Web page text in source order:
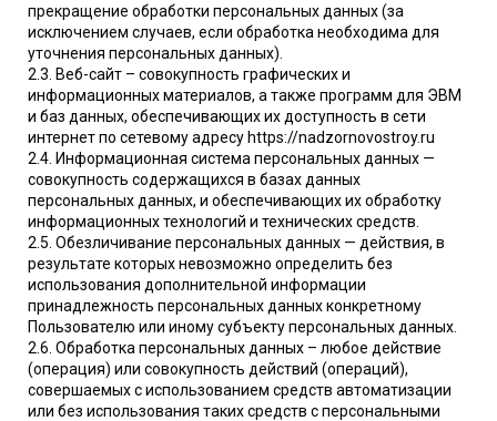
прекращение обработки персональных данных (за
исключением случаев, если обработка необходима для
уточнения персональных данных).
2.3. Веб-сайт – совокупность графических и
информационных материалов, а также программ для ЭВМ
и баз данных, обеспечивающих их доступность в сети
интернет по сетевому адресу https://nadzornovostroy.ru
2.4. Информационная система персональных данных —
совокупность содержащихся в базах данных
персональных данных, и обеспечивающих их обработку
информационных технологий и технических средств.
2.5. Обезличивание персональных данных — действия, в
результате которых невозможно определить без
использования дополнительной информации
принадлежность персональных данных конкретному
Пользователю или иному субъекту персональных данных.
2.6. Обработка персональных данных – любое действие
(операция) или совокупность действий (операций),
совершаемых с использованием средств автоматизации
или без использования таких средств с персональными